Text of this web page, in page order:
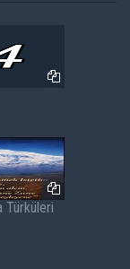
Türküleri